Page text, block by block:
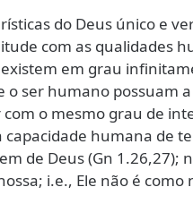
do Deus único e
com as qualidades
em grau
o ser humano possuam
com o mesmo grau de
capacidade humana de
de Deus (Gn
i.e., Ele não é como